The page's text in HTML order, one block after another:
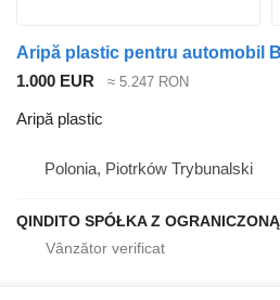
Aripă plastic pentru automobil
1.000 EUR
≈ 5.247 RON
Aripă plastic
Polonia, Piotrków Trybunalski